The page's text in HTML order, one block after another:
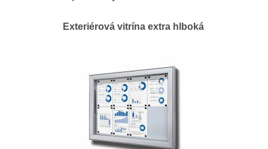
Exteriérová vitrína extra hlboká